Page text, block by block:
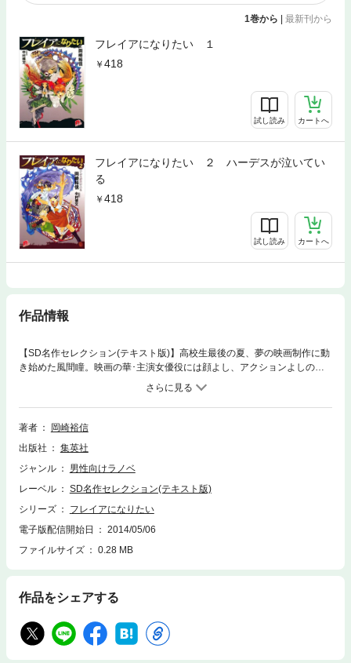
1巻から | 最新刊から
フレイアになりたい １
418
試し読み カートへ
フレイアになりたい ２ ハーデスが泣いてい
る
418
試し読み カートへ
作品情報
【SD名作セレクション(テキスト版)】高校生最後の夏、夢の映画制作に動
き始めた風間瞳。映画の華･主演女優役には顔よし、アクションよしの妹
分･音無夜空を狙っているが、交渉は難航中。そんな矢先、同級生が突然
自殺した。｢神格能力者｣の仕業と疑う瞳は、犯人を探し始める。そして神
格の気を追った先には音無夜空とひとりの老人の姿が…。絶望をもたらす
神格゛ハーデス”の戦いが幕を開ける! ※この商品にはイラストが収録され
著者
岡崎裕信
出版社
集英社
ジャンル
男性向けラノベ
レーベル
SD名作セレクション(テキスト版)
シリーズ
フレイアになりたい
電子版配信開始日
2014/05/06
ファイルサイズ
0.28 MB
作品をシェアする